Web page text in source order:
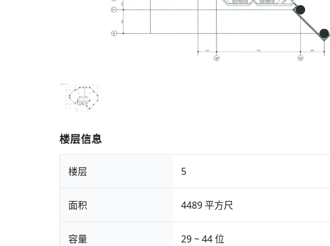
楼层信息
楼层 5
面积 4489 平方尺
容量 29 ~ 44 位